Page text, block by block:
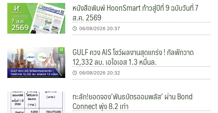
หนังสือพิมพ์ HoonSmart ก้าวสู่ปีที่ 9 ฉบับวันที่ 7
ส.ค. 2569
06/08/2026 20:37
GULF ควง AIS โชว์ผลงานสุดแกร่ง ! กัลฟ์กวาด
12,332 ลบ. เอไอเอส 1.3 หมื่นล.
06/08/2026 20:32
ทะลัก!ยอดจอง’พันธบัตรออมพลัส’ ผ่าน Bond
Connect พุ่ง 8.2 เท่า